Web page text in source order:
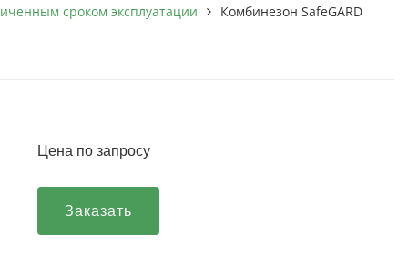
сроком эксплуатации Комбинезон SafeGARD
Цена по запросу
Заказать